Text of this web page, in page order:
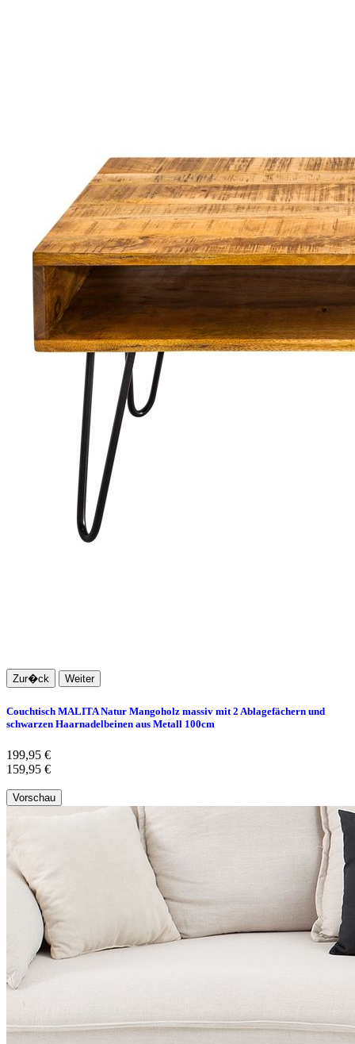
Zur�ck Weiter
Couchtisch MALITA Natur Mangoholz massiv mit 2 Ablagefächern und
schwarzen Haarnadelbeinen aus Metall 100cm
199,95 €
159,95 €
Vorschau